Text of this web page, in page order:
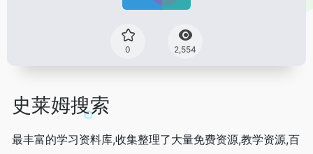
0 2,554
史莱姆搜索
最丰富的学习资料库,收集整理了大量免费资源,教学资源,百